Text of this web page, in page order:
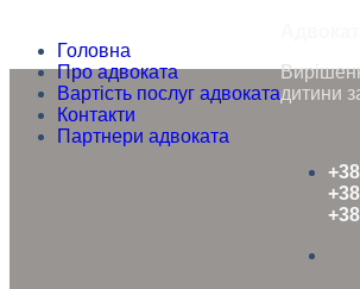
Головна
Про адвоката
Вартість послуг адвоката
Контакти
Партнери адвоката
дитини